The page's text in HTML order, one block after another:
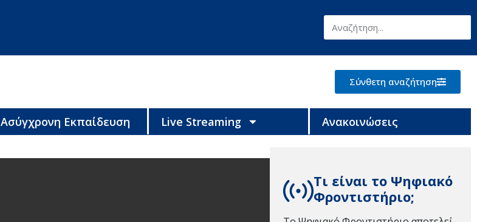
Σύνθετη αναζήτηση
Ασύγχρονη Εκπαίδευση Live Streaming Ανακοινώσεις
Τι είναι το Ψηφιακό
Φροντιστήριο;